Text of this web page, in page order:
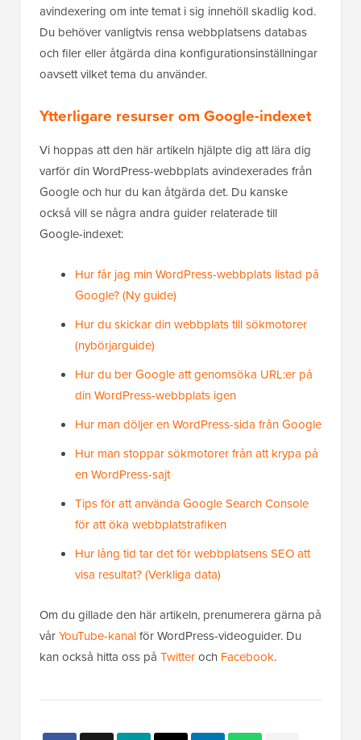
avindexering om inte temat i sig innehöll skadlig kod.
Du behöver vanligtvis rensa webbplatsens databas
och filer eller åtgärda dina konfigurationsinställningar
oavsett vilket tema du använder.
Ytterligare resurser om Google-indexet
Vi hoppas att den här artikeln hjälpte dig att lära dig
varför din WordPress-webbplats avindexerades från
Google och hur du kan åtgärda det. Du kanske
också vill se några andra guider relaterade till
Google-indexet:
Hur får jag min WordPress-webbplats listad på
Google? (Ny guide)
Hur du skickar din webbplats till sökmotorer
(nybörjarguide)
Hur du ber Google att genomsöka URL:er på
din WordPress-webbplats igen
Hur man döljer en WordPress-sida från Google
Hur man stoppar sökmotorer från att krypa på
en WordPress-sajt
Tips för att använda Google Search Console
för att öka webbplatstrafiken
Hur lång tid tar det för webbplatsens SEO att
visa resultat? (Verkliga data)
Om du gillade den här artikeln, prenumerera gärna på
vårYouTube-kanalför WordPress-videoguider. Du
kan också hitta oss på Twitteroch Facebook.